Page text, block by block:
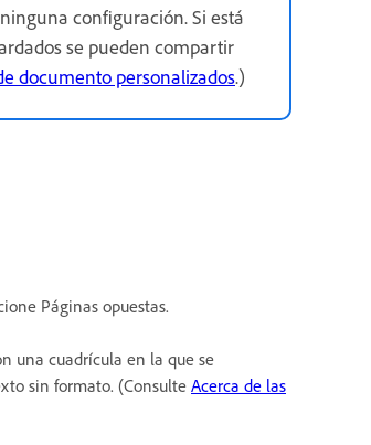
configuración. Si está
se pueden compartir
documento personalizados.)
Páginas opuestas.
una cuadrícula en la que se
sin formato. (Consulte Acerca de las